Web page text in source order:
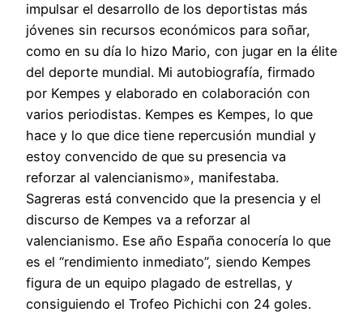
impulsar el desarrollo de los deportistas más
jóvenes sin recursos económicos para soñar,
como en su día lo hizo Mario, con jugar en la élite
del deporte mundial. Mi autobiografía, firmado
por Kempes y elaborado en colaboración con
varios periodistas. Kempes es Kempes, lo que
hace y lo que dice tiene repercusión mundial y
estoy convencido de que su presencia va
reforzar al valencianismo», manifestaba.
Sagreras está convencido que la presencia y el
discurso de Kempes va a reforzar al
valencianismo. Ese año España conocería lo que
es el “rendimiento inmediato”, siendo Kempes
figura de un equipo plagado de estrellas, y
consiguiendo el Trofeo Pichichi con 24 goles.